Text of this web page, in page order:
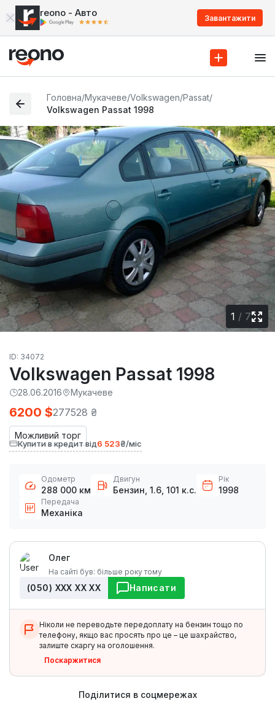
reono - Авто Завантажити
Головна/Мукачеве/Volkswagen/Passat/
Volkswagen Passat 1998
1 / 7
ID: 34072
Volkswagen Passat 1998
28.06.2016 Мукачеве
Можливий торг
6200 $277528 ₴
Купити в кредит від6 523₴/міс
Одометр
288 000 км
Двигун
Бензин, 1.6, 101 к.с.
Рік
1998
Передача
Механіка
Олег
На сайті був: більше року тому
(050) ХХХ ХХ ХХ Написати
Ніколи не переводьте передоплату на бензин тощо по
телефону, якщо вас просять про це – це шахрайство,
залиште скаргу на оголошення.
Поскаржитися
Поділитися в соцмережах